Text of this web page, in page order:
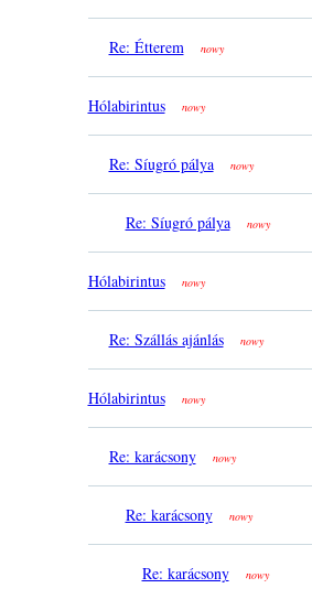
Re: Étterem nowy
Hólabirintus nowy
Re: Síugró pálya nowy
Re: Síugró pálya nowy
Hólabirintus nowy
Re: Szállás ajánlás nowy
Hólabirintus nowy
Re: karácsony nowy
Re: karácsony nowy
Re: karácsony nowy